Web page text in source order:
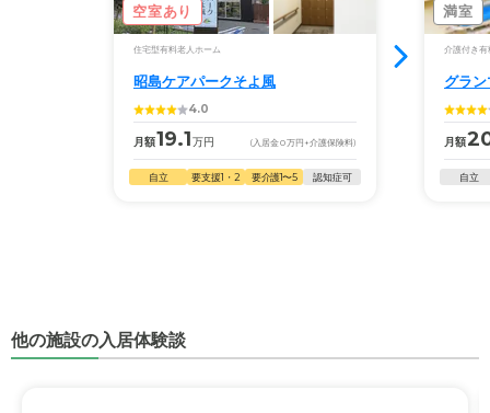
空室あり
住宅型有料老人ホーム
昭島ケアパークそよ風
4.0
月額19.1万円 (入居金0万円 +介護保険料)
自立 要支援1・2 要介護1〜5 認知症可
満室
介護付き有
グラ
月額
自立
他の施設の入居体験談